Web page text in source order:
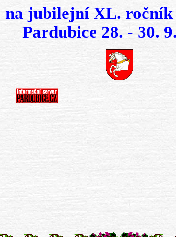
na jubilejní XL.
Pardubice 28. - 30.